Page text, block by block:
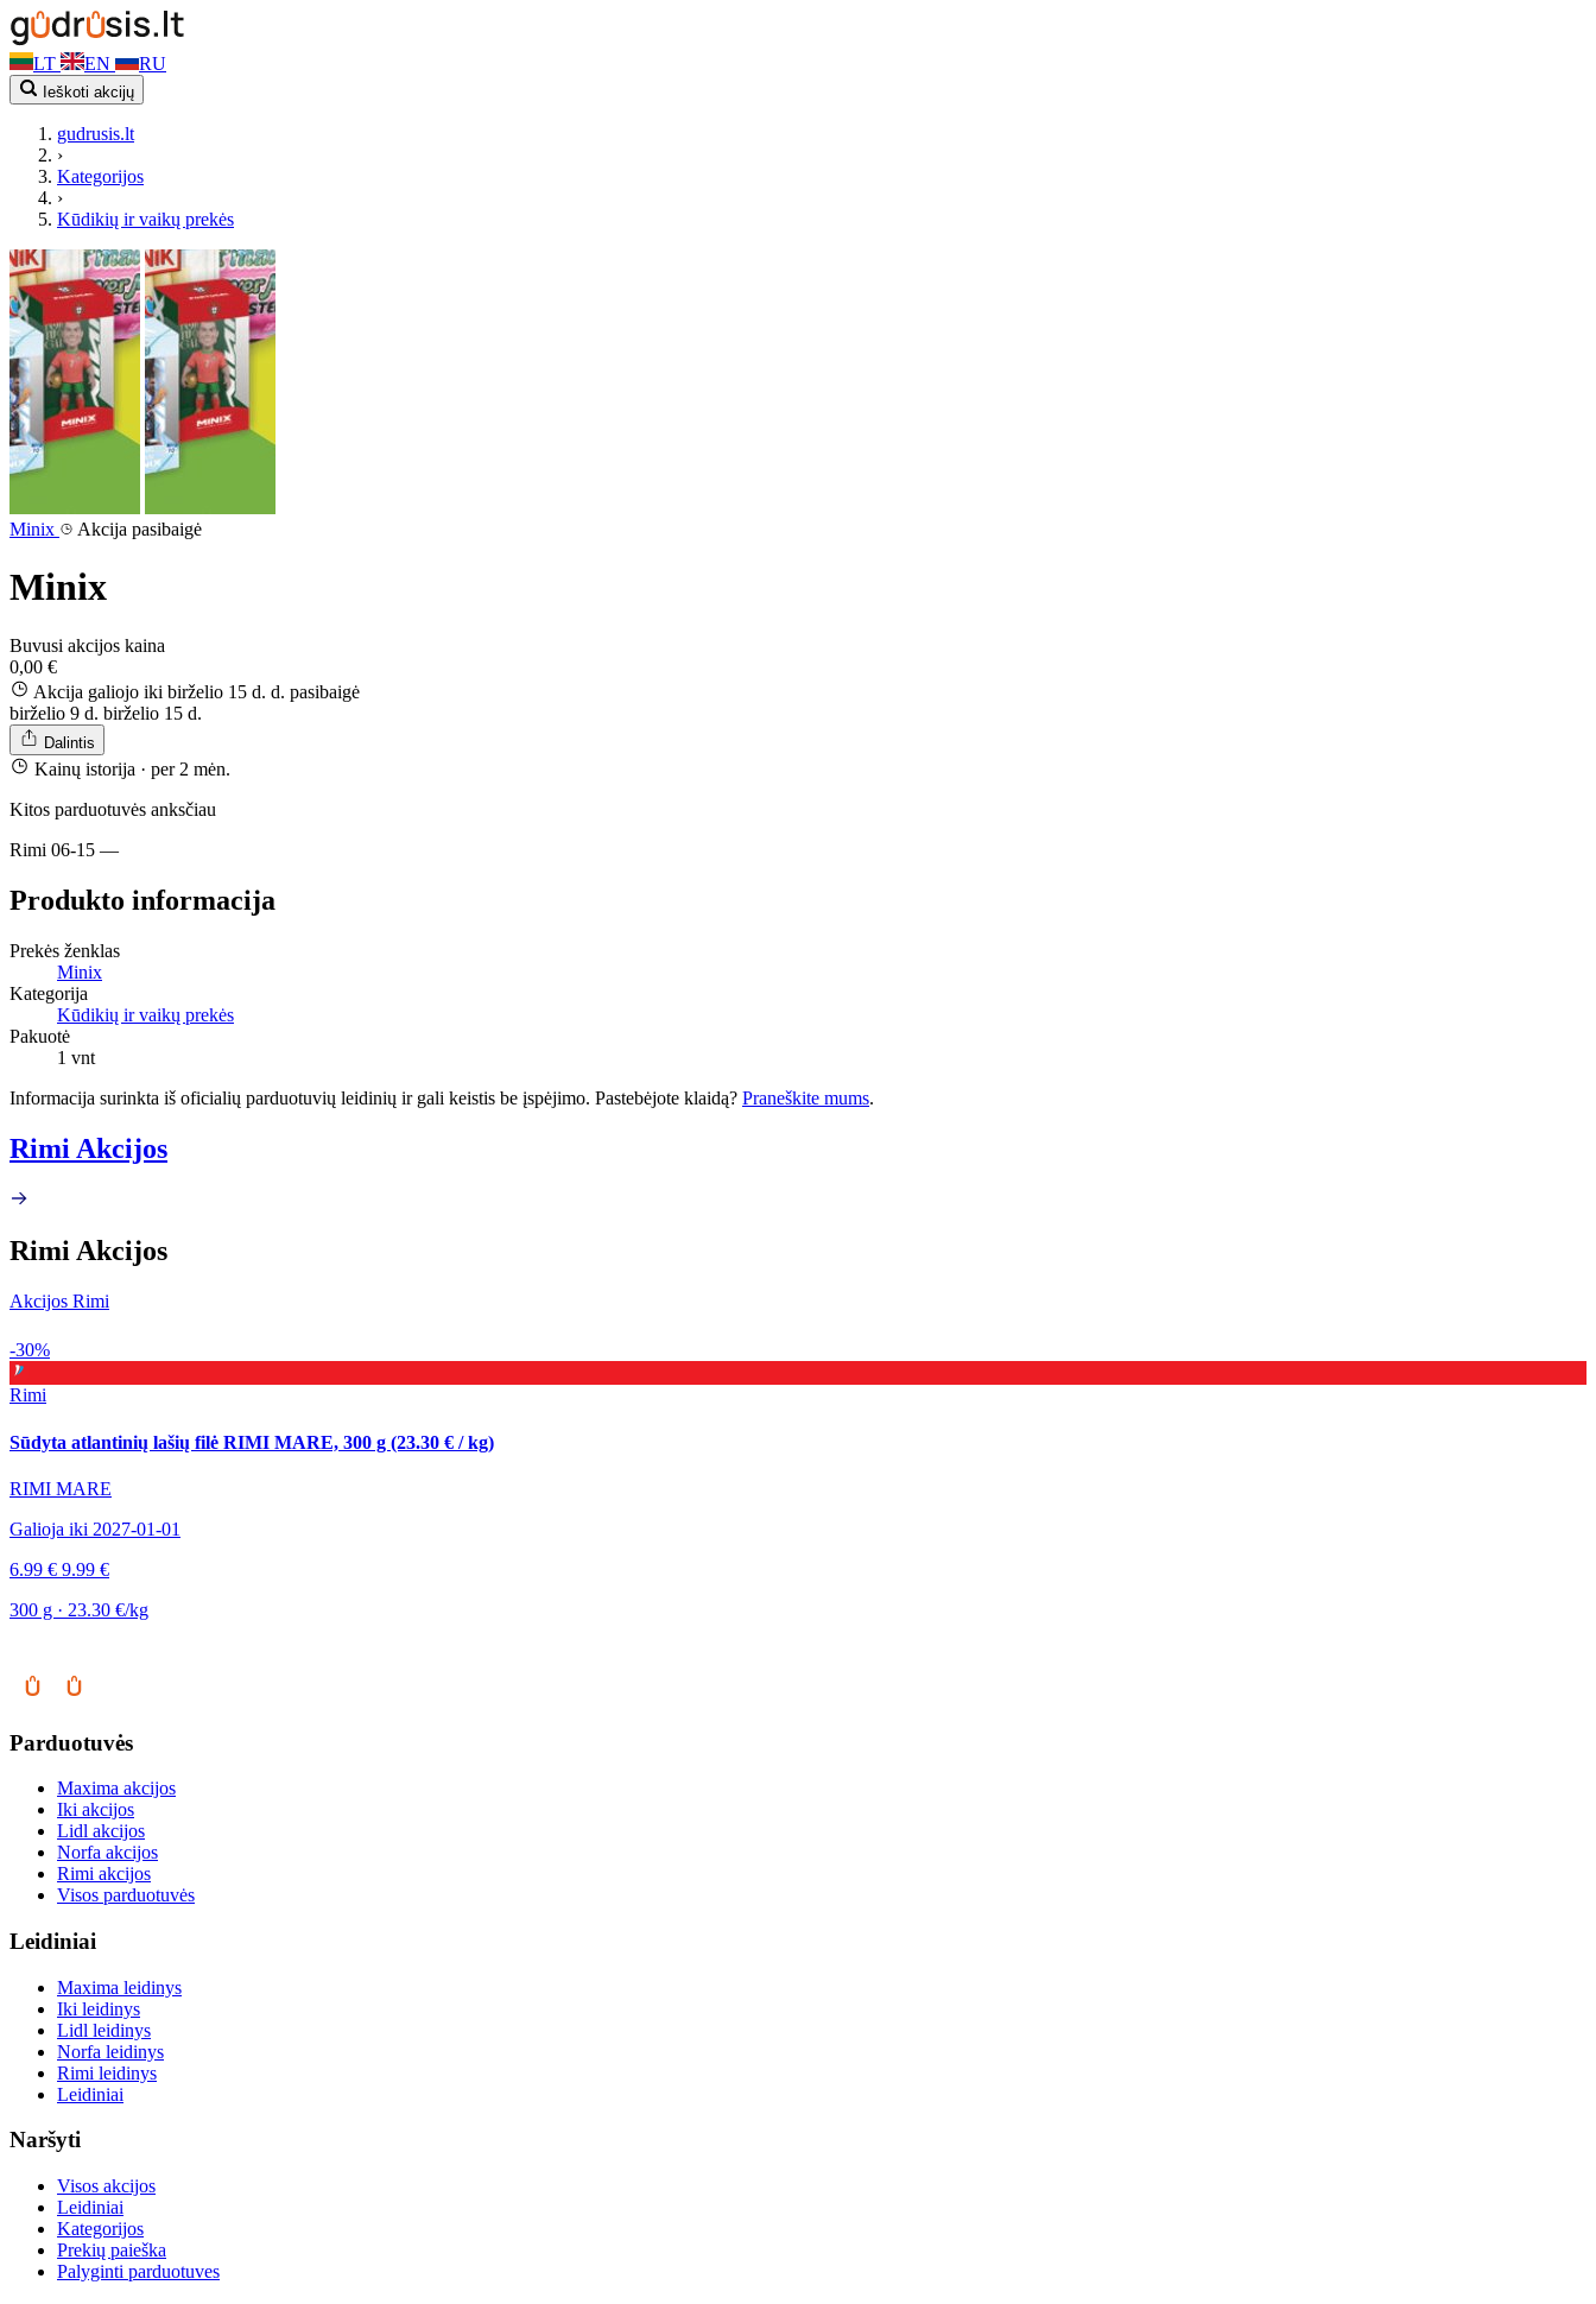
LT EN RU
Ieškoti akcijų
gudrusis.lt
›
Kategorijos
›
Kūdikių ir vaikų prekės
Minix Akcija pasibaigė
Minix
Buvusi akcijos kaina
0,00 €
Akcija galiojo iki birželio 15 d. d. pasibaigė
birželio 9 d. birželio 15 d.
Dalintis
Kainų istorija · per 2 mėn.
Kitos parduotuvės anksčiau
Rimi 06-15 —
Produkto informacija
Prekės ženklas
Minix
Kategorija
Kūdikių ir vaikų prekės
Pakuotė
1 vnt
Informacija surinkta iš oficialių parduotuvių leidinių ir gali keistis be įspėjimo. Pastebėjote klaidą? Praneškite mums.
Rimi Akcijos
Rimi Akcijos
Akcijos Rimi
-30%
Rimi
Sūdyta atlantinių lašių filė RIMI MARE, 300 g (23.30 € / kg)
RIMI MARE
Galioja iki 2027-01-01
6.99 € 9.99 €
300 g · 23.30 €/kg
Parduotuvės
Maxima akcijos
Iki akcijos
Lidl akcijos
Norfa akcijos
Rimi akcijos
Visos parduotuvės
Leidiniai
Maxima leidinys
Iki leidinys
Lidl leidinys
Norfa leidinys
Rimi leidinys
Leidiniai
Naršyti
Visos akcijos
Leidiniai
Kategorijos
Prekių paieška
Palyginti parduotuves